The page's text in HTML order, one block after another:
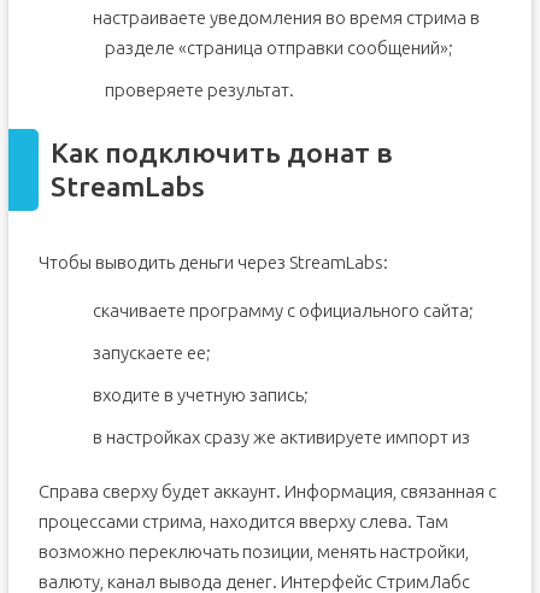
настраиваете уведомления во время стрима в
разделе «страница отправки сообщений»;
проверяете результат.
Как подключить донат в
StreamLabs
Чтобы выводить деньги через StreamLabs:
скачиваете программу с официального сайта;
запускаете ее;
входите в учетную запись;
в настройках сразу же активируете импорт из
Справа сверху будет аккаунт. Информация, связанная с
процессами стрима, находится вверху слева. Там
возможно переключать позиции, менять настройки,
валюту, канал вывода денег. Интерфейс СтримЛабс